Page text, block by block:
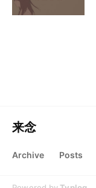
来念
Archive Posts